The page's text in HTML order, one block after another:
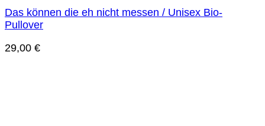
Das können die eh nicht messen / Unisex Bio-
Pullover
29,00 €